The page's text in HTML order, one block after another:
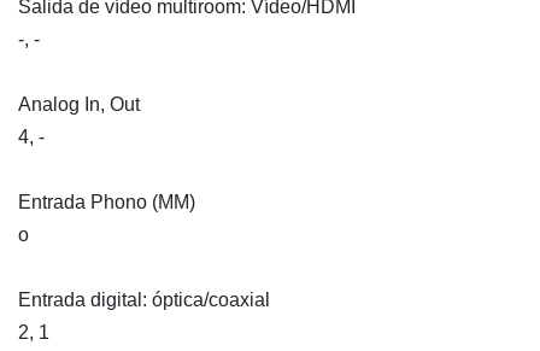
Salida de vídeo multiroom: Vídeo/HDMI
-, -
Analog In, Out
4, -
Entrada Phono (MM)
o
Entrada digital: óptica/coaxial
2, 1